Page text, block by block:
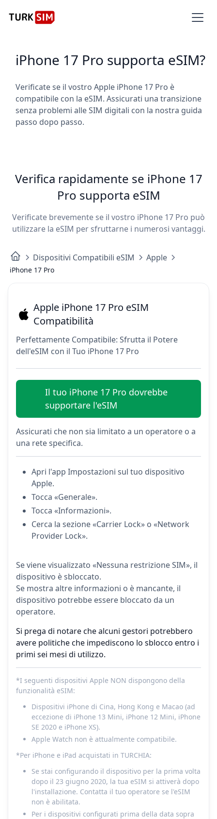
iPhone 17 Pro supporta eSIM?
Verificate se il vostro Apple iPhone 17 Pro è
compatibile con la eSIM. Assicurati una transizione
senza problemi alle SIM digitali con la nostra guida
passo dopo passo.
Verifica rapidamente se iPhone 17
Pro supporta eSIM
Verificate brevemente se il vostro iPhone 17 Pro può
utilizzare la eSIM per sfruttarne i numerosi vantaggi.
Dispositivi Compatibili eSIM Apple
iPhone 17 Pro
Apple iPhone 17 Pro eSIM
Compatibilità
Perfettamente Compatibile: Sfrutta il Potere
dell'eSIM con il Tuo iPhone 17 Pro
Il tuo iPhone 17 Pro dovrebbe
supportare l'eSIM
Assicurati che non sia limitato a un operatore o a
una rete specifica.
Apri l'app Impostazioni sul tuo dispositivo
Apple.
Tocca «Generale».
Tocca «Informazioni».
Cerca la sezione «Carrier Lock» o «Network
Provider Lock».
Se viene visualizzato «Nessuna restrizione SIM», il
dispositivo è sbloccato.
Se mostra altre informazioni o è mancante, il
dispositivo potrebbe essere bloccato da un
operatore.
Si prega di notare che alcuni gestori potrebbero
avere politiche che impediscono lo sblocco entro i
primi sei mesi di utilizzo.
*I seguenti dispositivi Apple NON dispongono della
funzionalità eSIM:
Dispositivi iPhone di Cina, Hong Kong e Macao (ad
eccezione di iPhone 13 Mini, iPhone 12 Mini, iPhone
SE 2020 e iPhone XS).
Apple Watch non è attualmente compatibile.
*Per iPhone e iPad acquistati in TURCHIA:
Se stai configurando il dispositivo per la prima volta
dopo il 23 giugno 2020, la tua eSIM si attiverà dopo
l'installazione. Contatta il tuo operatore se l'eSIM
non è abilitata.
Per i dispositivi configurati prima della data sopra